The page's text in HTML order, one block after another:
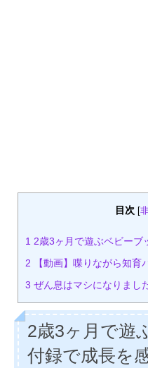
目次 [
1 2歳3ヶ月で遊ぶベビーブ
2 【動画】喋りながら知育
3 ぜん息はマシになりまし
2歳3ヶ月で遊
付録で成長を